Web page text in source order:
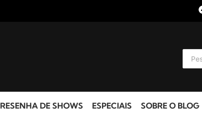
RESENHA DE SHOWS ESPECIAIS SOBRE O BLOG